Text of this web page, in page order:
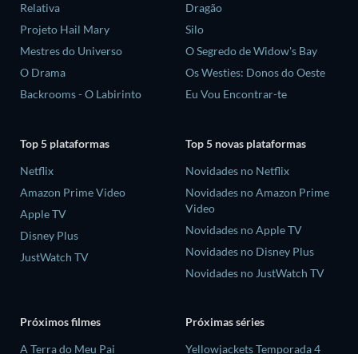
Relativa
Projeto Hail Mary
Mestres do Universo
O Drama
Backrooms - O Labirinto
Dragão
Silo
O Segredo de Widow's Bay
Os Westies: Donos do Oeste
Eu Vou Encontrar-te
Top 5 plataformas
Netflix
Amazon Prime Video
Apple TV
Disney Plus
JustWatch TV
Top 5 novas plataformas
Novidades no Netflix
Novidades no Amazon Prime
Video
Novidades no Apple TV
Novidades no Disney Plus
Novidades no JustWatch TV
Próximos filmes
A Terra do Meu Pai
Próximas séries
Yellowjackets Temporada 4